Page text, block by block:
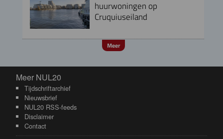
huurwoningen op
Cruquiuseiland
Meer
Meer NUL20
Meer NUL20
Tijdschriftarchief
Nieuwsbrief
NUL20 RSS-feeds
Disclaimer
Contact